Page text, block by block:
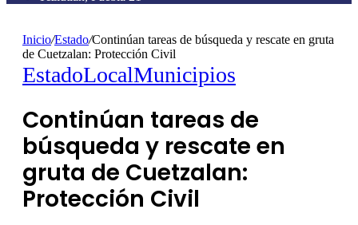
Inicio/Estado/Continúan tareas de búsqueda y rescate en gruta
de Cuetzalan: Protección Civil
EstadoLocalMunicipios
Continúan tareas de
búsqueda y rescate en
gruta de Cuetzalan:
Protección Civil